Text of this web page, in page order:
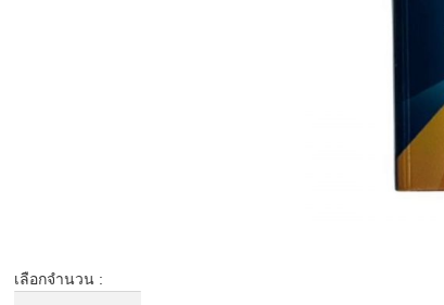
เลือกจำนวน :